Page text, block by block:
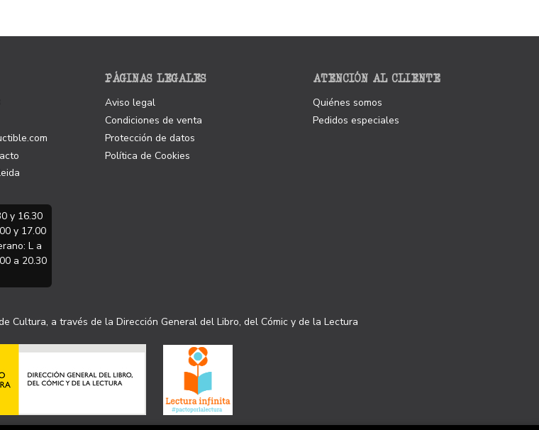
y 16.30
y 17.00
L a
a 20.30
PÁGINAS LEGALES
Aviso legal
Condiciones de venta
Protección de datos
Política de Cookies
ATENCIÓN AL CLIENTE
Quiénes somos
Pedidos especiales
Cultura, a través de la Dirección General del Libro, del Cómic y de la Lectura